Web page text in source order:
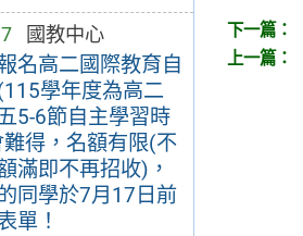
國教中心
名高二國際教育自
學年度為高二
5-6節自主學習時
得，名額有限(不
滿即不再招收)，
同學於7月17日前
單！